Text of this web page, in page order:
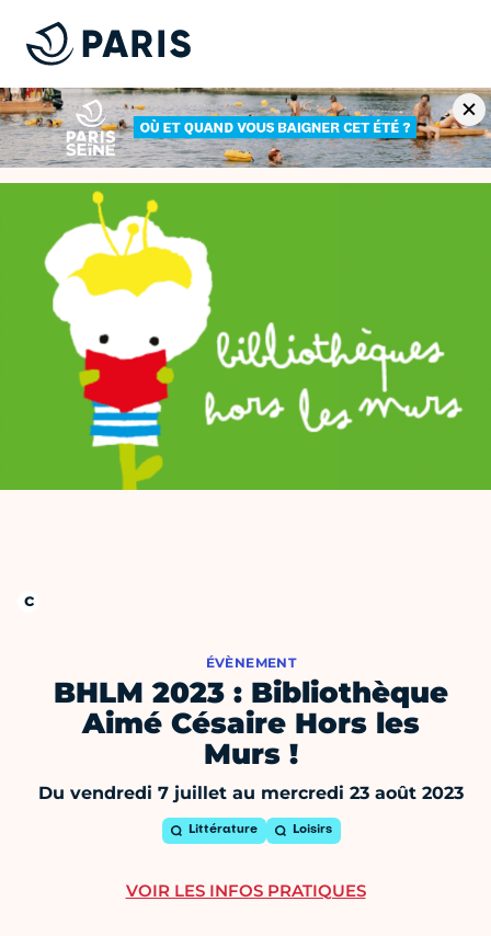
ÉVÈNEMENT
BHLM 2023 : Bibliothèque
Aimé Césaire Hors les
Murs !
Du vendredi 7 juillet au mercredi 23 août 2023
Littérature Loisirs
VOIR LES INFOS PRATIQUES